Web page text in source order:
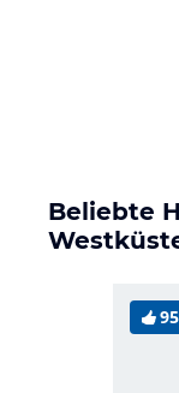
Beliebte